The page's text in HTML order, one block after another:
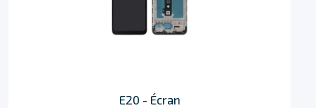
E20 - Écran